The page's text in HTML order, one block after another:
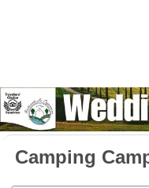
Camping